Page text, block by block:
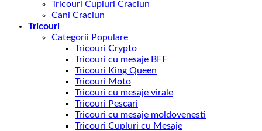
Tricouri Cupluri Craciun
Cani Craciun
Tricouri
Categorii Populare
Tricouri Crypto
Tricouri cu mesaje BFF
Tricouri King Queen
Tricouri Moto
Tricouri cu mesaje virale
Tricouri Pescari
Tricouri cu mesaje moldovenesti
Tricouri Cupluri cu Mesaje